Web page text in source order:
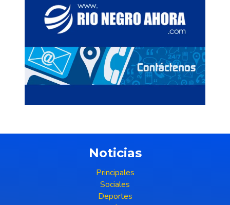
Noticias
Principales
Sociales
Deportes